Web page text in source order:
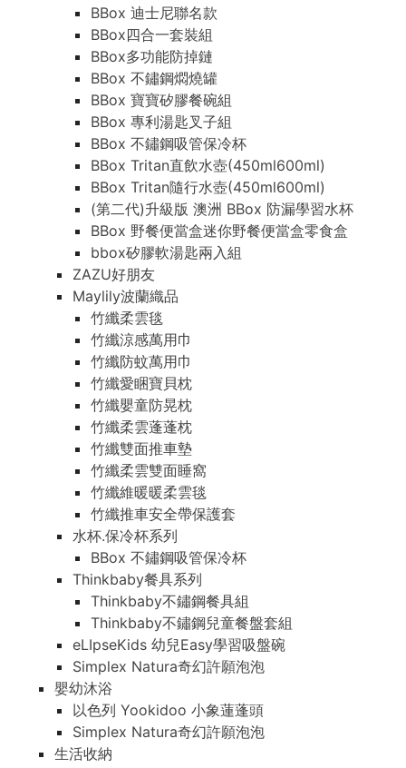
BBox 迪士尼聯名款
BBox四合一套裝組
BBox多功能防掉鏈
BBox 不鏽鋼燜燒罐
BBox 寶寶矽膠餐碗組
BBox 專利湯匙叉子組
BBox 不鏽鋼吸管保冷杯
BBox Tritan直飲水壺(450ml600ml)
BBox Tritan隨行水壺(450ml600ml)
(第二代)升級版 澳洲 BBox 防漏學習水杯
BBox 野餐便當盒迷你野餐便當盒零食盒
bbox矽膠軟湯匙兩入組
ZAZU好朋友
Maylily波蘭織品
竹纖柔雲毯
竹纖涼感萬用巾
竹纖防蚊萬用巾
竹纖愛睏寶貝枕
竹纖嬰童防晃枕
竹纖柔雲蓬蓬枕
竹纖雙面推車墊
竹纖柔雲雙面睡窩
竹纖維暖暖柔雲毯
竹纖推車安全帶保護套
水杯.保冷杯系列
BBox 不鏽鋼吸管保冷杯
Thinkbaby餐具系列
Thinkbaby不鏽鋼餐具組
Thinkbaby不鏽鋼兒童餐盤套組
eLIpseKids 幼兒Easy學習吸盤碗
Simplex Natura奇幻許願泡泡
嬰幼沐浴
以色列 Yookidoo 小象蓮蓬頭
Simplex Natura奇幻許願泡泡
生活收納